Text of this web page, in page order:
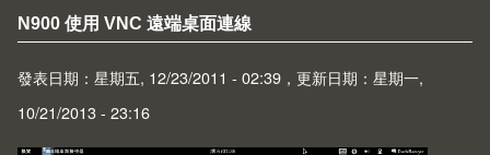
N900 使用 VNC 遠端桌面連線
發表日期：星期五, 12/23/2011 - 02:39，更新日期：星期一,
10/21/2013 - 23:16